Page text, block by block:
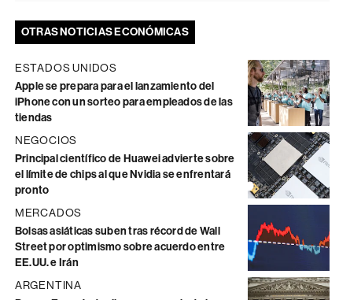
OTRAS NOTICIAS ECONÓMICAS
ESTADOS UNIDOS
Apple se prepara para el lanzamiento del
iPhone con un sorteo para empleados de las
tiendas
NEGOCIOS
Principal científico de Huawei advierte sobre
el límite de chips al que Nvidia se enfrentará
pronto
MERCADOS
Bolsas asiáticas suben tras récord de Wall
Street por optimismo sobre acuerdo entre
EE.UU. e Irán
ARGENTINA